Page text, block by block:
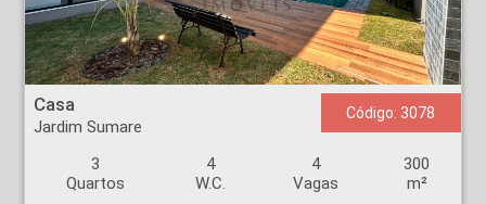
Casa - Jardim Sumare - Ribeirão Preto
Casa
Jardim Sumare
Código: 3078
3
Quartos
4
W.C.
4
Vagas
300
m²